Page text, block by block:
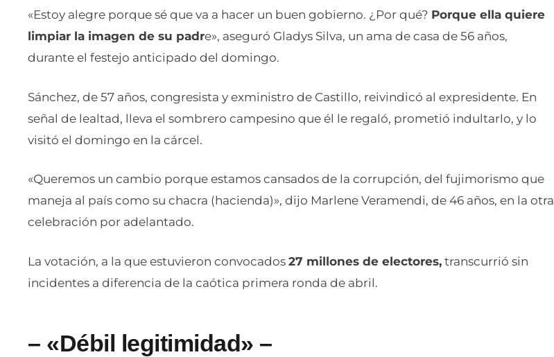
«Estoy alegre porque sé que va a hacer un buen gobierno. ¿Por qué? Porque ella quiere
limpiar la imagen de su padre», aseguró Gladys Silva, un ama de casa de 56 años,
durante el festejo anticipado del domingo.
Sánchez, de 57 años, congresista y exministro de Castillo, reivindicó al expresidente. En
señal de lealtad, lleva el sombrero campesino que él le regaló, prometió indultarlo, y lo
visitó el domingo en la cárcel.
«Queremos un cambio porque estamos cansados de la corrupción, del fujimorismo que
maneja al país como su chacra (hacienda)», dijo Marlene Veramendi, de 46 años, en la otra
celebración por adelantado.
La votación, a la que estuvieron convocados 27 millones de electores, transcurrió sin
incidentes a diferencia de la caótica primera ronda de abril.
– «Débil legitimidad» –